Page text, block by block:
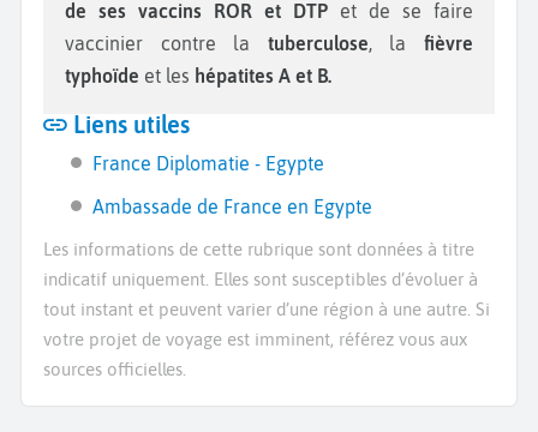
de ses vaccins ROR et DTP et de se faire
vaccinier contre la tuberculose, lafièvre
typhoïde et les hépatites A et B.
Liens utiles
France Diplomatie - Egypte
Ambassade de France en Egypte
Les informations de cette rubrique sont données à titre
indicatif uniquement. Elles sont susceptibles d’évoluer à
tout instant et peuvent varier d’une région à une autre. Si
votre projet de voyage est imminent, référez vous aux
sources officielles.